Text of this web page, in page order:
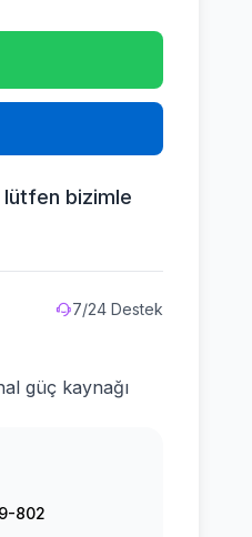
lütfen bizimle
7/24 Destek
güç kaynağı
802